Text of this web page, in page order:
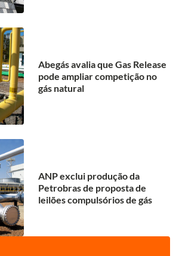
Abegás avalia que Gas Release
pode ampliar competição no
gás natural
ANP exclui produção da
Petrobras de proposta de
leilões compulsórios de gás